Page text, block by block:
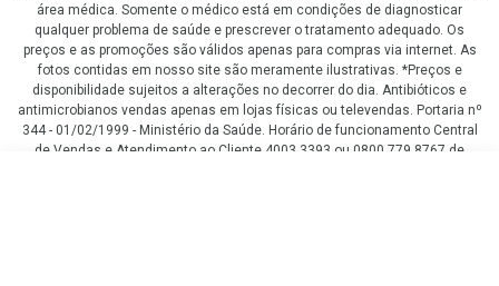
área médica. Somente o médico está em condições de diagnosticar
qualquer problema de saúde e prescrever o tratamento adequado. Os
preços e as promoções são válidos apenas para compras via internet. As
fotos contidas em nosso site são meramente ilustrativas. *Preços e
disponibilidade sujeitos a alterações no decorrer do dia. Antibióticos e
antimicrobianos vendas apenas em lojas físicas ou televendas. Portaria nº
344 - 01/02/1999 - Ministério da Saúde. Horário de funcionamento Central
de Vendas e Atendimento ao Cliente 4003 3393 ou 0800 779 8767 de